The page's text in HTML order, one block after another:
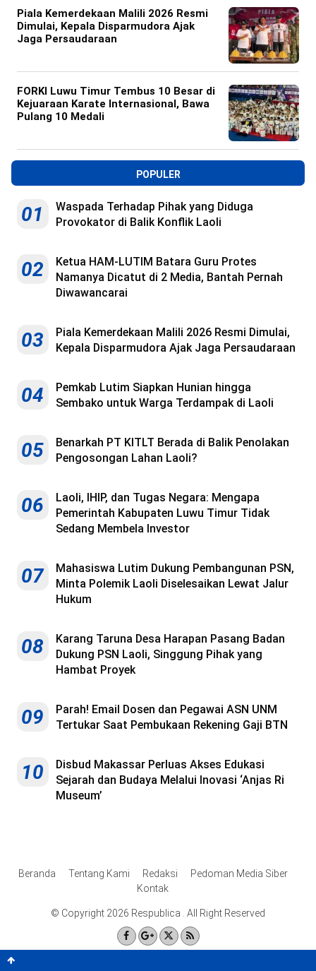
Piala Kemerdekaan Malili 2026 Resmi
Dimulai, Kepala Disparmudora Ajak
Jaga Persaudaraan
FORKI Luwu Timur Tembus 10 Besar di
Kejuaraan Karate Internasional, Bawa
Pulang 10 Medali
POPULER
01
Waspada Terhadap Pihak yang Diduga
Provokator di Balik Konflik Laoli
02
Ketua HAM-LUTIM Batara Guru Protes
Namanya Dicatut di 2 Media, Bantah Pernah
Diwawancarai
03
Piala Kemerdekaan Malili 2026 Resmi Dimulai,
Kepala Disparmudora Ajak Jaga Persaudaraan
04
Pemkab Lutim Siapkan Hunian hingga
Sembako untuk Warga Terdampak di Laoli
05
Benarkah PT KITLT Berada di Balik Penolakan
Pengosongan Lahan Laoli?
06
Laoli, IHIP, dan Tugas Negara: Mengapa
Pemerintah Kabupaten Luwu Timur Tidak
Sedang Membela Investor
07
Mahasiswa Lutim Dukung Pembangunan PSN,
Minta Polemik Laoli Diselesaikan Lewat Jalur
Hukum
08
Karang Taruna Desa Harapan Pasang Badan
Dukung PSN Laoli, Singgung Pihak yang
Hambat Proyek
09
Parah! Email Dosen dan Pegawai ASN UNM
Tertukar Saat Pembukaan Rekening Gaji BTN
10
Disbud Makassar Perluas Akses Edukasi
Sejarah dan Budaya Melalui Inovasi ‘Anjas Ri
Museum’
Beranda Tentang Kami Redaksi
Pedoman Media Siber
Kontak
© Copyright 2026 Respublica . All Right Reserved